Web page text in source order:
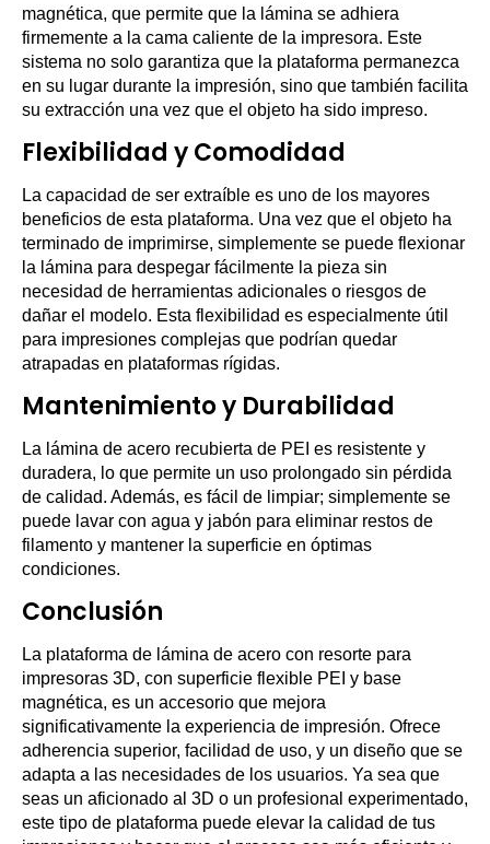
magnética, que permite que la lámina se adhiera
firmemente a la cama caliente de la impresora. Este
sistema no solo garantiza que la plataforma permanezca
en su lugar durante la impresión, sino que también facilita
su extracción una vez que el objeto ha sido impreso.
Flexibilidad y Comodidad
La capacidad de ser extraíble es uno de los mayores
beneficios de esta plataforma. Una vez que el objeto ha
terminado de imprimirse, simplemente se puede flexionar
la lámina para despegar fácilmente la pieza sin
necesidad de herramientas adicionales o riesgos de
dañar el modelo. Esta flexibilidad es especialmente útil
para impresiones complejas que podrían quedar
atrapadas en plataformas rígidas.
Mantenimiento y Durabilidad
La lámina de acero recubierta de PEI es resistente y
duradera, lo que permite un uso prolongado sin pérdida
de calidad. Además, es fácil de limpiar; simplemente se
puede lavar con agua y jabón para eliminar restos de
filamento y mantener la superficie en óptimas
condiciones.
Conclusión
La plataforma de lámina de acero con resorte para
impresoras 3D, con superficie flexible PEI y base
magnética, es un accesorio que mejora
significativamente la experiencia de impresión. Ofrece
adherencia superior, facilidad de uso, y un diseño que se
adapta a las necesidades de los usuarios. Ya sea que
seas un aficionado al 3D o un profesional experimentado,
este tipo de plataforma puede elevar la calidad de tus